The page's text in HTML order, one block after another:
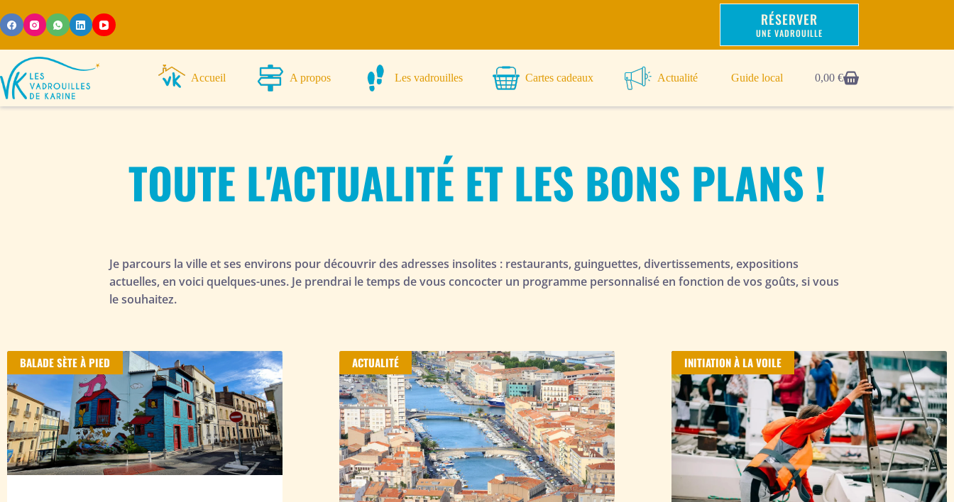
RÉSERVER
UNE VADROUILLE
Accueil A propos Les vadrouilles Cartes cadeaux Actualité Guide local 0,00 €
TOUTE L'ACTUALITÉ ET LES BONS PLANS !
Je parcours la ville et ses environs pour découvrir des adresses insolites : restaurants, guinguettes, divertissements, expositions
actuelles, en voici quelques-unes. Je prendrai le temps de vous concocter un programme personnalisé en fonction de vos goûts, si vous
le souhaitez.
BALADE SÈTE À PIED ACTUALITÉ INITIATION À LA VOILE